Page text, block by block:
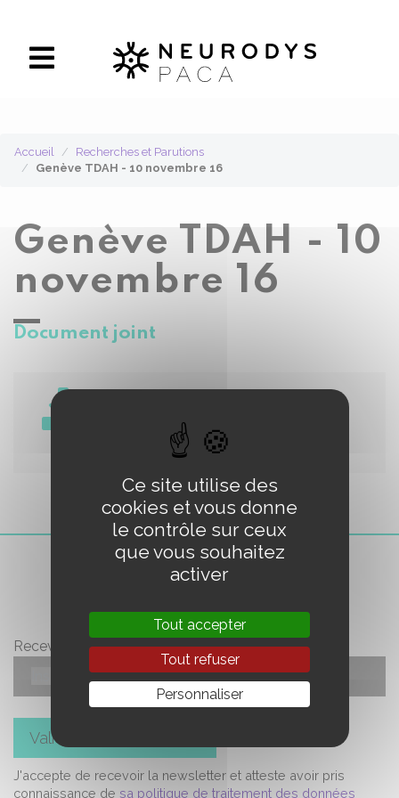
Accueil
Recherches et Parutions
Genève TDAH - 10 novembre 16
Genève TDAH - 10
novembre 16
Document joint
18 mai 2021-PDF
LA LETTRE
Recevez l'essentiel en un clic
Valider votre inscription
J'accepte de recevoir la newsletter et atteste avoir pris
connaissance de sa politique de traitement des données
Ce site utilise des
cookies et vous donne
le contrôle sur ceux
que vous souhaitez
activer
Tout accepter
Tout refuser
Personnaliser